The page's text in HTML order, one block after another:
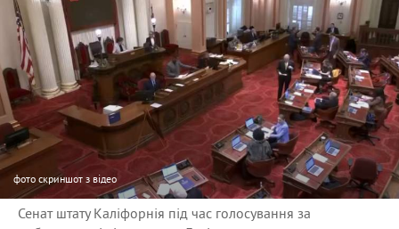
фото скриншот з відео
Сенат штату Каліфорнія під час голосування за